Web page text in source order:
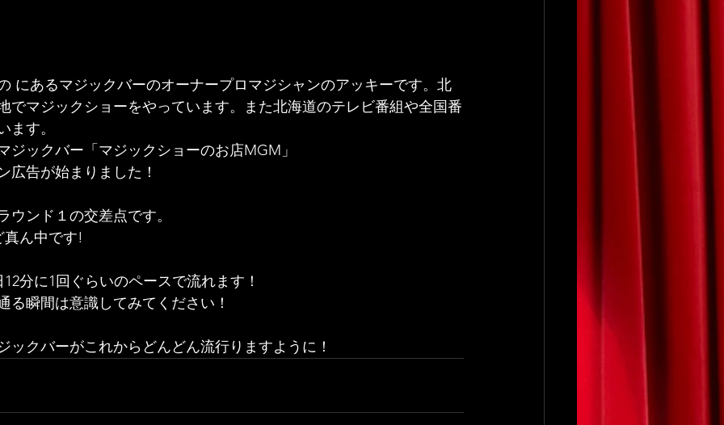
にあるマジックバーのオーナープロマジシャンのアッキーです。北
でマジックショーをやっています。また北海道のテレビ番組や全国番
ます。
ジックバー「マジックショーのお店MGM」
広告が始まりました！
ウンド１の交差点です。
ん中です!
分に1回ぐらいのペースで流れます！
る瞬間は意識してみてください！
ックバーがこれからどんどん流行りますように！